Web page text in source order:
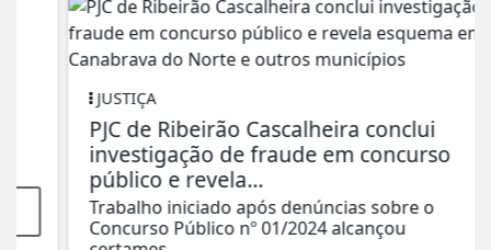
JUSTIÇA
PJC de Ribeirão Cascalheira conclui
investigação de fraude em concurso
público e revela...
Trabalho iniciado após denúncias sobre o
Concurso Público nº 01/2024 alcançou